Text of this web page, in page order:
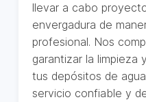
llevar a cabo
envergadura de
profesional. Nos
garantizar la limpieza
tus depósitos de
servicio confiable y